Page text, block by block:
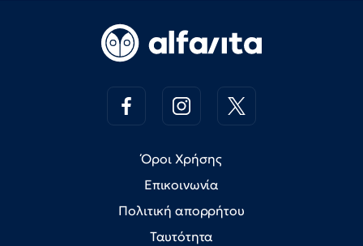
Όροι Χρήσης
Επικοινωνία
Πολιτική απορρήτου
Ταυτότητα